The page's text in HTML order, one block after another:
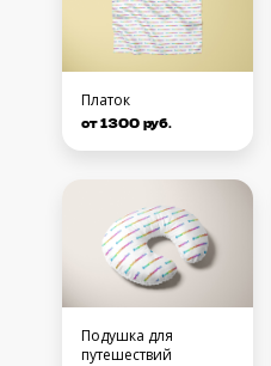
Платок
от 1300 руб.
Подушка для
путешествий